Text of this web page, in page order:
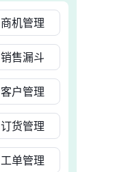
商机管理
销售漏斗
客户管理
订货管理
工单管理